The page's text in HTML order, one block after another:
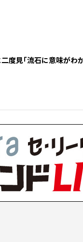
度見「流石に意味がわ